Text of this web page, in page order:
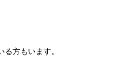
る方もいます。